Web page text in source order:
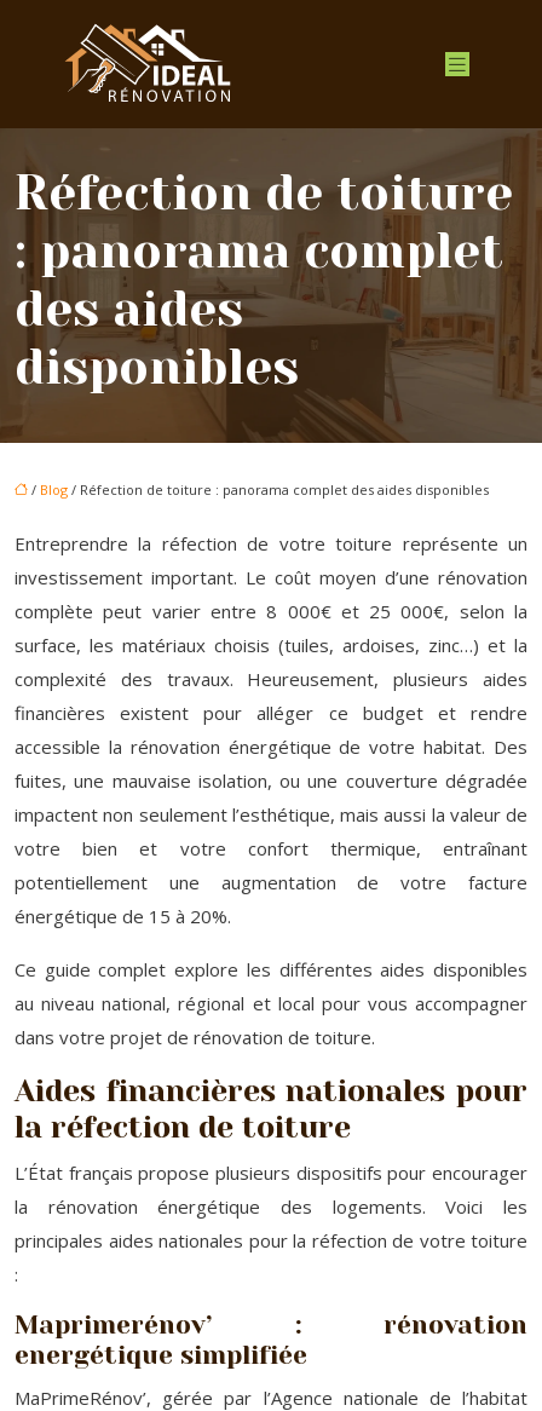
Réfection de toiture
: panorama complet
des aides
disponibles
/ Blog / Réfection de toiture : panorama complet des aides disponibles
Entreprendre la réfection de votre toiture représente un
investissement important. Le coût moyen d’une rénovation
complète peut varier entre 8 000€ et 25 000€, selon la
surface, les matériaux choisis (tuiles, ardoises, zinc…) et la
complexité des travaux. Heureusement, plusieurs aides
financières existent pour alléger ce budget et rendre
accessible la rénovation énergétique de votre habitat. Des
fuites, une mauvaise isolation, ou une couverture dégradée
impactent non seulement l’esthétique, mais aussi la valeur de
votre bien et votre confort thermique, entraînant
potentiellement une augmentation de votre facture
énergétique de 15 à 20%.
Ce guide complet explore les différentes aides disponibles
au niveau national, régional et local pour vous accompagner
dans votre projet de rénovation de toiture.
Aides financières nationales pour
la réfection de toiture
L’État français propose plusieurs dispositifs pour encourager
la rénovation énergétique des logements. Voici les
principales aides nationales pour la réfection de votre toiture
:
Maprimerénov’ : rénovation
energétique simplifiée
MaPrimeRénov’, gérée par l’Agence nationale de l’habitat